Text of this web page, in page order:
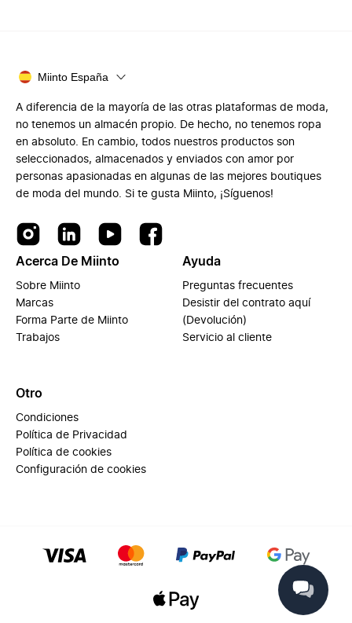
Miinto España
A diferencia de la mayoría de las otras plataformas de moda,
no tenemos un almacén propio. De hecho, no tenemos ropa
en absoluto. En cambio, todos nuestros productos son
seleccionados, almacenados y enviados con amor por
personas apasionadas en algunas de las mejores boutiques
de moda del mundo. Si te gusta Miinto, ¡Síguenos!
Acerca De Miinto
Sobre Miinto
Marcas
Forma Parte de Miinto
Trabajos
Ayuda
Preguntas frecuentes
Desistir del contrato aquí
(Devolución)
Servicio al cliente
Otro
Condiciones
Política de Privacidad
Política de cookies
Configuración de cookies